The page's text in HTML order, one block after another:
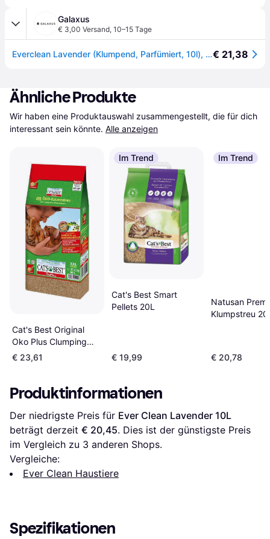
Galaxus
€ 3,00 Versand, 10–15 Tage
Everclean Lavender (Klumpend, Parfümiert, 10l), Katzenstreu€ 21,38
Ähnliche Produkte
Wir haben eine Produktauswahl zusammengestellt, die für dich
interessant sein könnte. Alle anzeigen
Cat's Best Original
Oko Plus Clumping
Cat Litter 40L
€ 23,61
Im Trend
Cat's Best Smart
Pellets 20L
€ 19,99
Im Trend
Natusan
Klumpstreu 20
€ 20,78
Produktinformationen
Der niedrigste Preis für Ever Clean Lavender 10L
beträgt derzeit € 20,45. Dies ist der günstigste Preis
im Vergleich zu 3 anderen Shops.
Vergleiche:
Ever Clean Haustiere
Spezifikationen